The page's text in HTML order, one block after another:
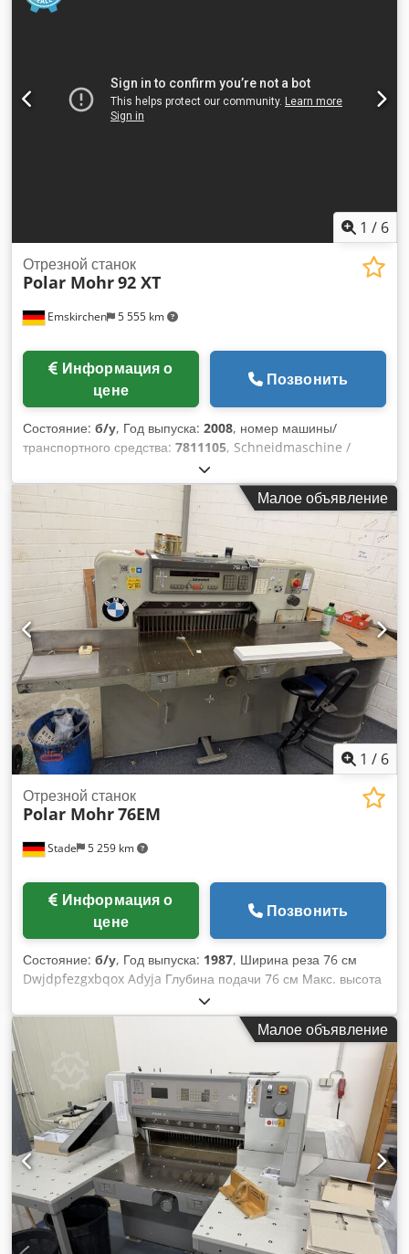
рады вашему визиту - больше станков на складе Доступны
1 / 6
Emskirchen 5 555 km
Отрезной станок
Polar Mohr92 XT
цене
Позвонить
Состояние: б/у, Год выпуска: 2008, номер машины/
транспортного средства: 7811105, Schneidmaschine /
Gullotine Polar 92 XTBaujahr / Год выпуска 2008 -
Серийный номер 7811105 Ширина реза / Ширина реза
макс. 920 мм Общее количество резов / Счетчик 293.000
резов Монитор - Программа Lufttisch / Воздушная кровать
Lichtschranke / Защита от света Seitentische / Боковые
столики Ersatzmesser / Запасной нож С руководствами /
Мануалы включают Онлайн-видеоинспекция по видеосвязи
Skype Мы будем очень рады вашему визиту - больше
машин на складе Доступно немедленно - Можно осмотреть
На складе в Эмскирхене / Нюрнберге - Можно проверить
Dedpsm U U Ugofx Adyswa
Малое объявление
1 / 6
Stade 5 259 km
Отрезной станок
Polar Mohr76EM
цене
Позвонить
Состояние: б/у, Год выпуска: 1987, Ширина реза 76 см
Dwjdpfezgxbqox Adyja Глубина подачи 76 см Макс. высота
Малое объявление